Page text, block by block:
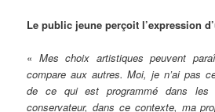
Le public jeune perçoit l’expression
« Mes choix artistiques peuvent
compare aux autres. Moi, je n’ai pas
de ce qui est programmé dans les
conservateur, dans ce contexte, ma